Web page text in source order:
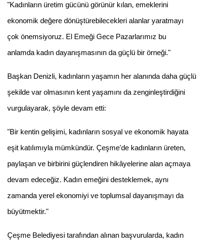
"Kadınların üretim gücünü görünür kılan, emeklerini
ekonomik değere dönüştürebilecekleri alanlar yaratmayı
çok önemsiyoruz. El Emeği Gece Pazarlarımız bu
anlamda kadın dayanışmasının da güçlü bir örneği."
Başkan Denizli, kadınların yaşamın her alanında daha güçlü
şekilde var olmasının kent yaşamını da zenginleştirdiğini
vurgulayarak, şöyle devam etti:
"Bir kentin gelişimi, kadınların sosyal ve ekonomik hayata
eşit katılımıyla mümkündür. Çeşme'de kadınların üreten,
paylaşan ve birbirini güçlendiren hikâyelerine alan açmaya
devam edeceğiz. Kadın emeğini desteklemek, aynı
zamanda yerel ekonomiyi ve toplumsal dayanışmayı da
büyütmektir."
Çeşme Belediyesi tarafından alınan başvurularda, kadın